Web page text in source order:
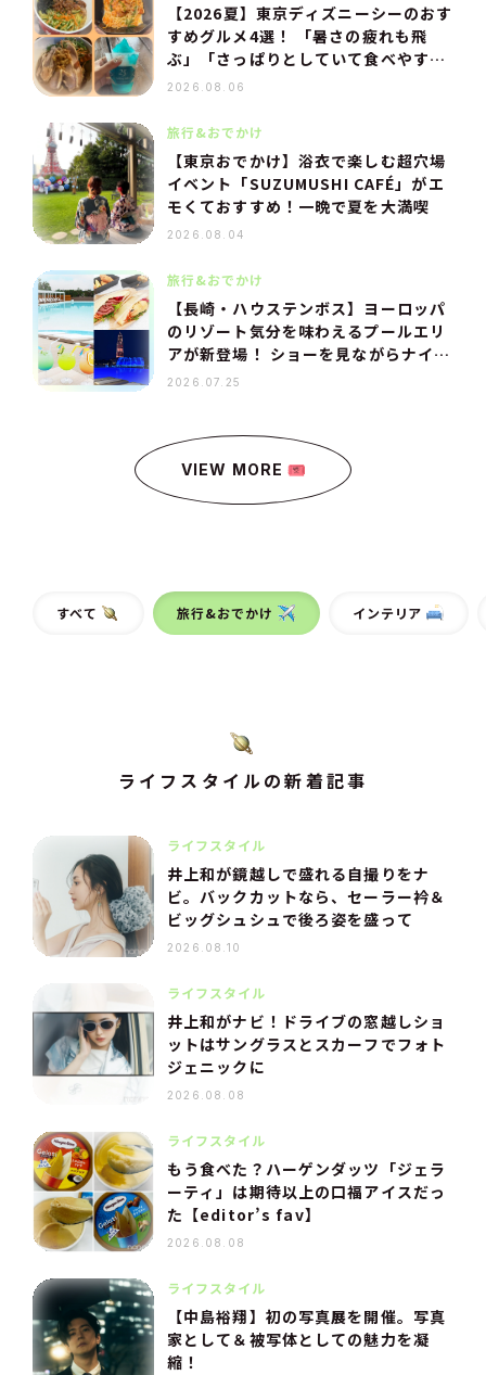
【2026夏】東京ディズニーシーのおす
すめグルメ4選！ 「暑さの疲れも飛
ぶ」「さっぱりとしていて食べやす
い」本当においしかったものを厳選
2026.08.06
旅行&おでかけ
【東京おでかけ】浴衣で楽しむ超穴場
イベント「SUZUMUSHI CAFÉ」がエ
モくておすすめ！一晩で夏を大満喫
2026.08.04
旅行&おでかけ
【長崎・ハウステンボス】ヨーロッパ
のリゾート気分を味わえるプールエリ
アが新登場！ ショーを見ながらナイト
プール、映えフードも
2026.07.25
VIEW MORE
すべて 旅行&おでかけ インテリア
ライフスタイルの新着記事
ライフスタイル
井上和が鏡越しで盛れる自撮りをナ
ビ。バックカットなら、セーラー衿＆
ビッグシュシュで後ろ姿を盛って
2026.08.10
ライフスタイル
井上和がナビ！ドライブの窓越しショ
ットはサングラスとスカーフでフォト
ジェニックに
2026.08.08
ライフスタイル
もう食べた？ハーゲンダッツ「ジェラ
ーティ」は期待以上の口福アイスだっ
た【editor’s fav】
2026.08.08
ライフスタイル
【中島裕翔】初の写真展を開催。写真
家として＆被写体としての魅力を凝
縮！